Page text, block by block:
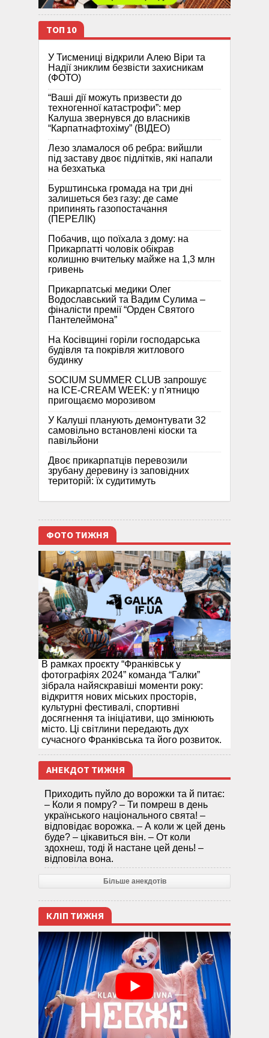
ТОП 10
У Тисмениці відкрили Алею Віри та
Надії зниклим безвісти захисникам
(ФОТО)
“Ваші дії можуть призвести до
техногенної катастрофи”: мер
Калуша звернувся до власників
“Карпатнафтохіму” (ВІДЕО)
Лезо зламалося об ребра: вийшли
під заставу двоє підлітків, які напали
на безхатька
Бурштинська громада на три дні
залишеться без газу: де саме
припинять газопостачання
(ПЕРЕЛІК)
Побачив, що поїхала з дому: на
Прикарпатті чоловік обікрав
колишню вчительку майже на 1,3 млн
гривень
Прикарпатські медики Олег
Водославський та Вадим Сулима –
фіналісти премії “Орден Святого
Пантелеймона”
На Косівщині горіли господарська
будівля та покрівля житлового
будинку
SOCIUM SUMMER CLUB запрошує
на ICE-CREAM WEEK: у п'ятницю
пригощаємо морозивом
У Калуші планують демонтувати 32
самовільно встановлені кіоски та
павільйони
Двоє прикарпатців перевозили
зрубану деревину із заповідних
територій: їх судитимуть
ФОТО ТИЖНЯ
В рамках проєкту “Франківськ у
фотографіях 2024” команда “Галки”
зібрала найяскравіші моменти року:
відкриття нових міських просторів,
культурні фестивалі, спортивні
досягнення та ініціативи, що змінюють
місто. Ці світлини передають дух
сучасного Франківська та його розвиток.
АНЕКДОТ ТИЖНЯ
Приходить пуйло до ворожки та й питає:
– Коли я помру? – Ти помреш в день
українського національного свята! –
відповідає ворожка. – А коли ж цей день
буде? – цікавиться він. – От коли
здохнеш, тоді й настане цей день! –
відповіла вона.
Більше анекдотів
КЛІП ТИЖНЯ